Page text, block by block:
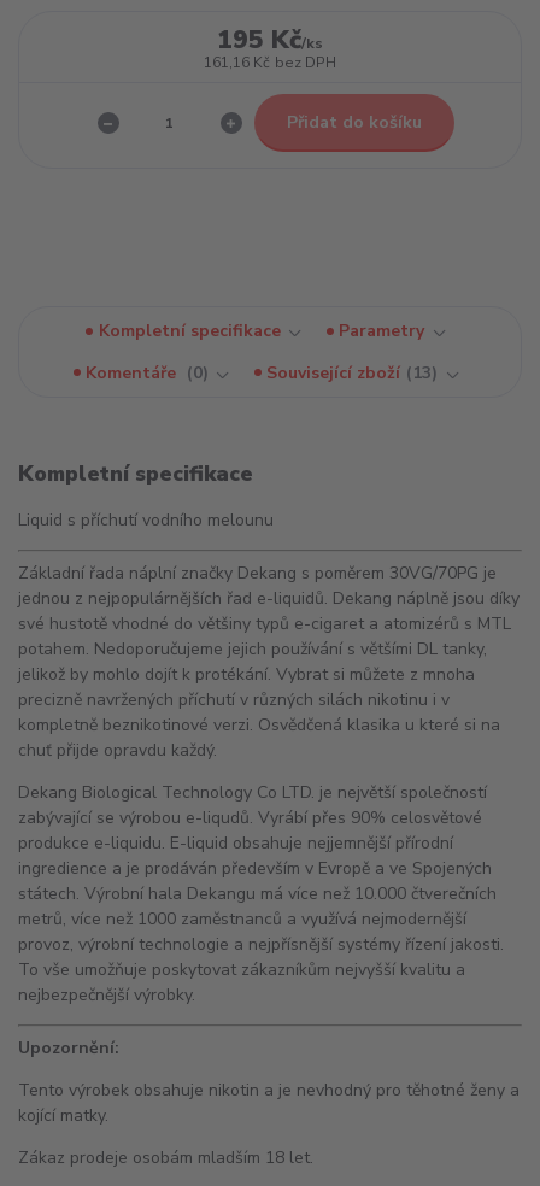
195 Kč/ks
161,16 Kč bez DPH
Přidat do košíku
Kompletní specifikace
Parametry
Komentáře
0 Související zboží 13
Kompletní specifikace
Liquid s příchutí vodního melounu
Základní řada náplní značky Dekang s poměrem 30VG/70PG je
jednou z nejpopulárnějších řad e-liquidů. Dekang náplně jsou díky
své hustotě vhodné do většiny typů e-cigaret a atomizérů s MTL
potahem. Nedoporučujeme jejich používání s většími DL tanky,
jelikož by mohlo dojít k protékání. Vybrat si můžete z mnoha
precizně navržených příchutí v různých silách nikotinu i v
kompletně beznikotinové verzi. Osvědčená klasika u které si na
chuť přijde opravdu každý.
Dekang Biological Technology Co LTD. je největší společností
zabývající se výrobou e-liqudů. Vyrábí přes 90% celosvětové
produkce e-liquidu. E-liquid obsahuje nejjemnější přírodní
ingredience a je prodáván především v Evropě a ve Spojených
státech. Výrobní hala Dekangu má více než 10.000 čtverečních
metrů, více než 1000 zaměstnanců a využívá nejmodernější
provoz, výrobní technologie a nejpřísnější systémy řízení jakosti.
To vše umožňuje poskytovat zákazníkům nejvyšší kvalitu a
nejbezpečnější výrobky.
Upozornění:
Tento výrobek obsahuje nikotin a je nevhodný pro těhotné ženy a
kojící matky.
Zákaz prodeje osobám mladším 18 let.